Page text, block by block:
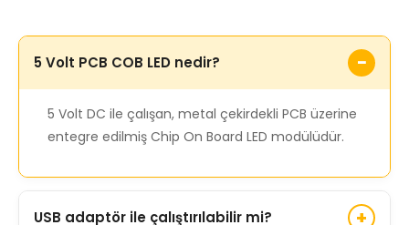
5 Volt PCB COB LED nedir?
5 Volt DC ile çalışan, metal çekirdekli PCB üzerine
entegre edilmiş Chip On Board LED modülüdür.
USB adaptör ile çalıştırılabilir mi?